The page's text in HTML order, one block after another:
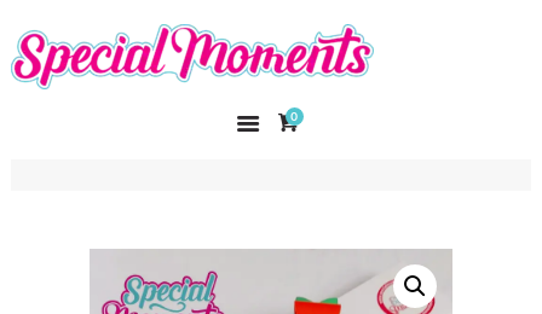
0
SPECIAL MOMENTS
El amor hecho arte
CURSOS
CONTACTO